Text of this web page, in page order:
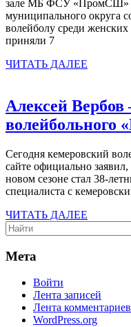
зале МБ ФСУ «ПромСШ»
муниципального округа
волейболу среди
приняли 7
ЧИТАТЬ ДАЛЕЕ
Алексей Вербов
волейбольного
Сегодня кемеровский
сайте официально
новом сезоне стал 38-
специалиста с
ЧИТАТЬ ДАЛЕЕ
Search
for:
Мета
Войти
Лента записей
Лента комментариев
WordPress.org